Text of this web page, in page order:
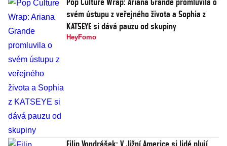
svém ústupu z veřejného života a Sophia z
KATSEYE si dává pauzu od skupiny
HeyFomo
Filip Vondrášek: V Jižní Americe si lidé plují